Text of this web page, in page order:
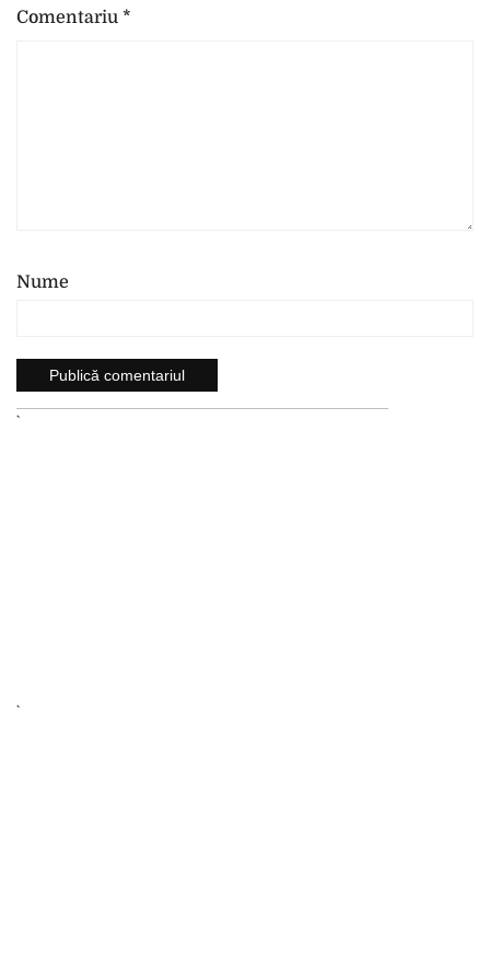
Comentariu *
Nume